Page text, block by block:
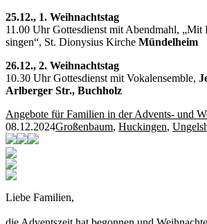
25.12., 1. Weihnachtstag
11.00 Uhr Gottesdienst mit Abendmahl,
singen“, St. Dionysius Kirche Mündelheim
26.12., 2. Weihnachtstag
10.30 Uhr Gottesdienst mit Vokalensemble,
Arlberger Str., Buchholz
Angebote für Familien in der Advents- und
08.12.2024Großenbaum, Huckingen,
Liebe Familien,